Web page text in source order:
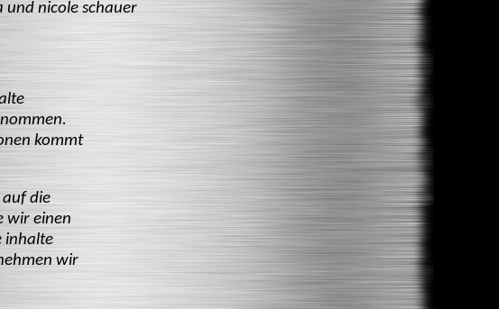
und nicole schauer
kommt
die
wir einen
inhalte
wir